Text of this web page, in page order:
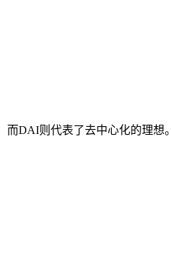
DAI则代表了去中心化的理想。